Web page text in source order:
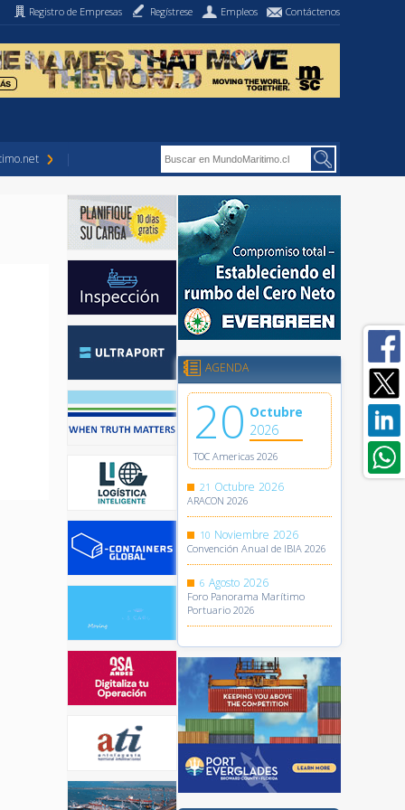
Registro de Empresas Regístrese Empleos Contáctenos
AGENDA
20 Octubre
2026
TOC Americas 2026
21 Octubre 2026
ARACON 2026
10 Noviembre 2026
Convención Anual de IBIA 2026
6 Agosto 2026
Foro Panorama Marítimo
Portuario 2026